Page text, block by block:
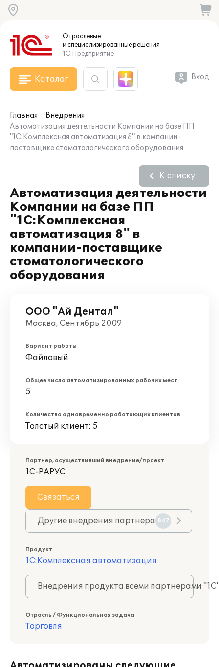
Отраслевые
и специализированныерешения
1С:Предприятие
Каталог Вход
Главная
Внедрения
Автоматизация деятельности Компании на базе ПП
"1С:Комплексная автоматизация 8" в компании-
поставщике стоматологического оборудования
Автоматизация деятельности
Компании на базе ПП
"1С:Комплексная
автоматизация 8" в
компании-поставщике
стоматологического
оборудования
К списку
ООО "Ай Дентал"
Москва, Сентябрь 2009
Вариант работы
Файловый
Общее число автоматизированных рабочих мест
5
Количество одновременно работающих клиентов
Толстый клиент: 5
Партнер, осуществивший внедрение/проект
1С-РАРУС
Связаться
Другие внедрения партнера 847
Продукт
1С:Комплексная автоматизация
Внедрения продукта всеми партнерами
Отрасль / Функциональная задача
Торговля